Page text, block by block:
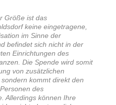
Größe ist das
keine eingetragene,
im Sinne der
befindet sich nicht in der
Einrichtungen des
Die Spende wird somit
von zusätzlichen
kommt direkt den
des
Allerdings können Ihre